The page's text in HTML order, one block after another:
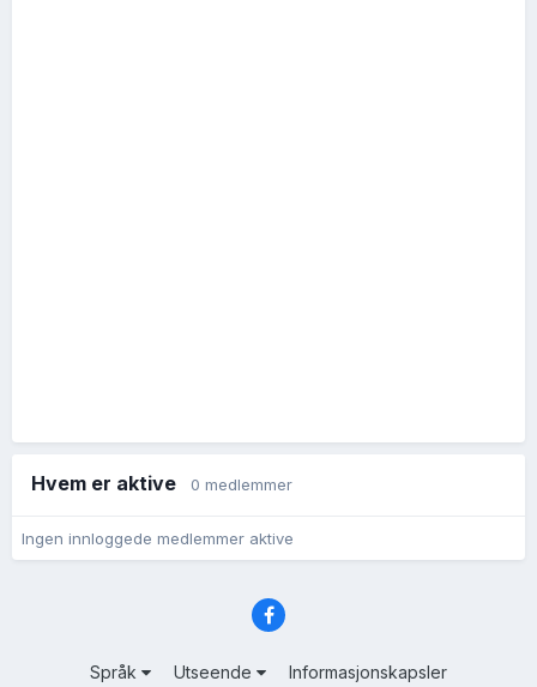
Hvem er aktive 0 medlemmer
Ingen innloggede medlemmer aktive
Språk Utseende Informasjonskapsler